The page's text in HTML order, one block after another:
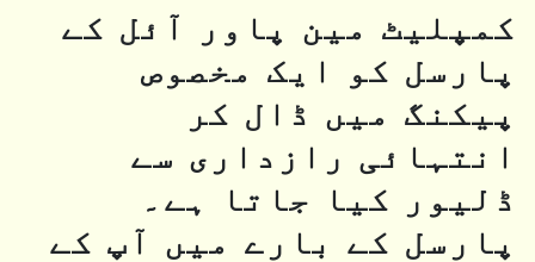
کمپلیٹ مین پاور آئل کے
پارسل کو ایک مخصوص
پیکنگ میں ڈال کر
انتہائی رازداری سے
ڈلیور کیا جاتا ہے۔
پارسل کے بارے میں آپ کے